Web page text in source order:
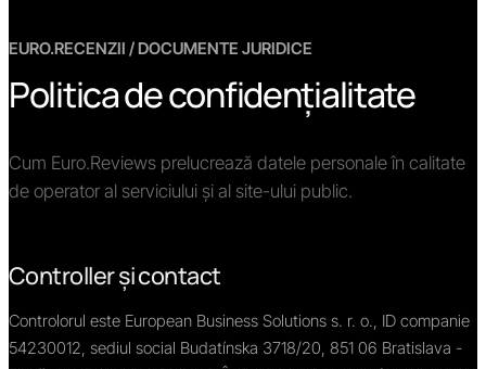
EURO.RECENZII / DOCUMENTE JURIDICE
Politica de confidențialitate
Cum Euro.Reviews prelucrează datele personale în calitate
de operator al serviciului și al site-ului public.
Controller și contact
Controlorul este European Business Solutions s. r. o., ID companie
54230012, sediul social Budatínska 3718/20, 851 06 Bratislava -